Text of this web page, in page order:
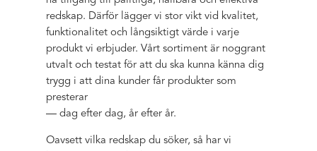
redskap. Därför lägger vi stor vikt vid kvalitet,
funktionalitet och långsiktigt värde i varje
produkt vi erbjuder. Vårt sortiment är noggrant
utvalt och testat för att du ska kunna känna dig
trygg i att dina kunder får produkter som
presterar
— dag efter dag, år efter år.
Oavsett vilka redskap du söker, så har vi